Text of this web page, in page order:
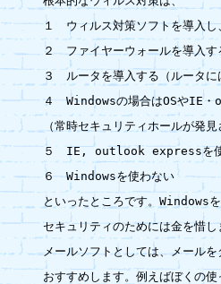
１　ウィルス対策ソフトを導入
２　ファイヤーウォールを導入す
３　ルータを導入する（ルータ
４　Windowsの場合はOSやIE
（常時セキュリティホールが発見
５　IE, outlook expressを
６　Windowsを使わない
といったところです。Windows
セキュリティのためには金を惜
メールソフトとしては、メール
おすすめします。例えばぼくの